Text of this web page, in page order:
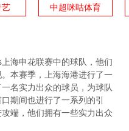
中超咪咕体育
海申花联赛中的球队，他们
本赛季，上海海港进行了一
名实力出众的球员，为球队
期间也进行了一系列的引
端，他们拥有一些实力出众